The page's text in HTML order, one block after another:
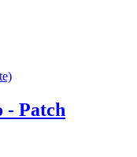
- Patch